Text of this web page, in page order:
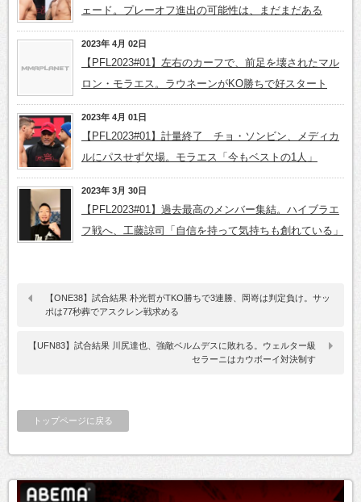
ェード。プレーオフ進出の可能性は、まだまだある
2023年 4月 02日
【PFL2023#01】左右のカーフで、前足を壊されたマル
ロン・モラエス。ラウネーンがKO勝ちで好スタート
2023年 4月 01日
【PFL2023#01】計量終了 チョ・ソンビン、メディカ
ルにパスせず欠場。モラエス「今もベストの1人」
2023年 3月 30日
【PFL2023#01】過去最高のメンバー集結。ハイブラエ
フ戦へ、工藤諒司「自信を持って気持ちも創れている」
【ONE38】試合結果 朴光哲がTKO勝ちで3連勝、岡嵜は判定負け。サッ
ポは77秒葬でアスクレン戦求める
【UFN83】試合結果 川尻達也、強敵ベルムデスに敗れる。ウェルター級
セラーニはカウボーイ対決制す
トップページに戻る